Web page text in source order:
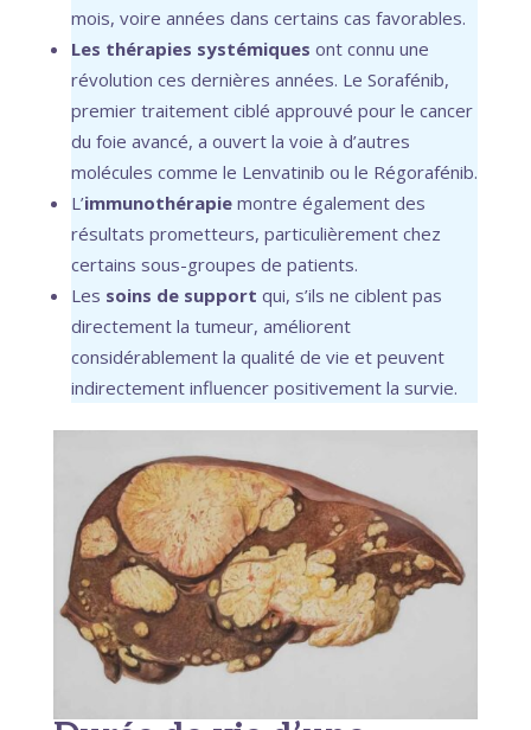
mois, voire années dans certains cas favorables.
Les thérapies systémiques ont connu une
révolution ces dernières années. Le Sorafénib,
premier traitement ciblé approuvé pour le cancer
du foie avancé, a ouvert la voie à d’autres
molécules comme le Lenvatinib ou le Régorafénib.
L’immunothérapiemontre également des
résultats prometteurs, particulièrement chez
certains sous-groupes de patients.
Les soins de support qui, s’ils ne ciblent pas
directement la tumeur, améliorent
considérablement la qualité de vie et peuvent
indirectement influencer positivement la survie.